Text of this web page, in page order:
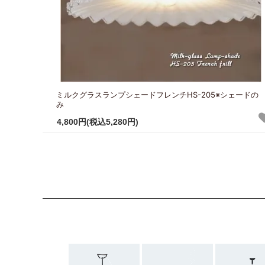
ミルクグラスランプシェードフレンチHS-205※シェードの
み
4,800円(税込5,280円)